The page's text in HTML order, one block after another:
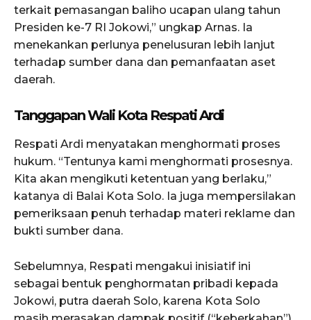
terkait pemasangan baliho ucapan ulang tahun
Presiden ke-7 RI Jokowi,” ungkap Arnas. Ia
menekankan perlunya penelusuran lebih lanjut
terhadap sumber dana dan pemanfaatan aset
daerah.
Tanggapan Wali Kota Respati Ardi
Respati Ardi menyatakan menghormati proses
hukum. “Tentunya kami menghormati prosesnya.
Kita akan mengikuti ketentuan yang berlaku,”
katanya di Balai Kota Solo. Ia juga mempersilakan
pemeriksaan penuh terhadap materi reklame dan
bukti sumber dana.
Sebelumnya, Respati mengakui inisiatif ini
sebagai bentuk penghormatan pribadi kepada
Jokowi, putra daerah Solo, karena Kota Solo